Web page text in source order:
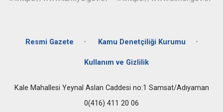
Resmi Gazete Kamu Denetçiliği Kurumu
Kullanım ve Gizlilik
Kale Mahallesi Yeynal Aslan Caddesi no:1 Samsat/Adıyaman
0(416) 411 20 06